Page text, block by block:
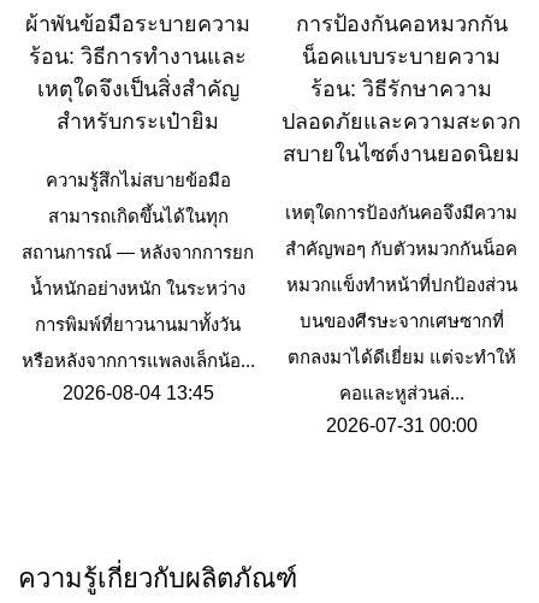
ผ้าพันข้อมือระบายความ
ร้อน: วิธีการทำงานและ
เหตุใดจึงเป็นสิ่งสำคัญ
สำหรับกระเป๋ายิม
ความรู้สึกไม่สบายข้อมือ
สามารถเกิดขึ้นได้ในทุก
สถานการณ์ — หลังจากการยก
น้ำหนักอย่างหนัก ในระหว่าง
การพิมพ์ที่ยาวนานมาทั้งวัน
หรือหลังจากการแพลงเล็กน้อ...
2026-08-04 13:45
การป้องกันคอหมวกกัน
น็อคแบบระบายความ
ร้อน: วิธีรักษาความ
ปลอดภัยและความสะดวก
สบายในไซต์งานยอดนิยม
เหตุใดการป้องกันคอจึงมีความ
สำคัญพอๆ กับตัวหมวกกันน็อค
หมวกแข็งทำหน้าที่ปกป้องส่วน
บนของศีรษะจากเศษซากที่
ตกลงมาได้ดีเยี่ยม แต่จะทำให้
คอและหูส่วนล่...
2026-07-31 00:00
ความรู้เกี่ยวกับผลิตภัณฑ์